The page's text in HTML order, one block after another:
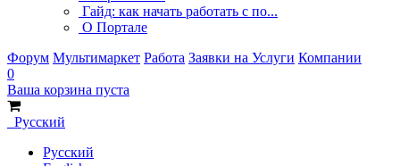
Гайд: как начать работать с по...
О Портале
Форум Мультимаркет Работа Заявки на Услуги Компании
0
Ваша корзина пуста
Русский
Русский